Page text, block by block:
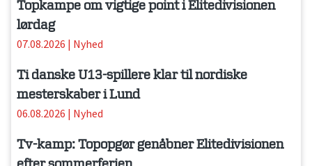
Topkampe om vigtige point i Elitedivisionen
lørdag
07.08.2026 | Nyhed
Ti danske U13-spillere klar til nordiske
mesterskaber i Lund
06.08.2026 | Nyhed
Tv-kamp: Topopgør genåbner Elitedivisionen